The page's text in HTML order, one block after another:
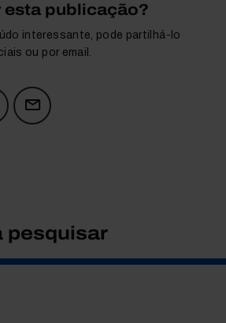
esta publicação?
interessante, pode partilhá-lo
ou por email.
pesquisar